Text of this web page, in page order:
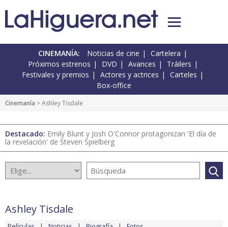
CINEMANÍA: Noticias de cine
Cartelera
Próximos estrenos
DVD Avances
Tráilers
Festivales y premios
Actores y actrices
Carteles
Box-office
Cinemanía > Ashley Tisdale
Destacado: Emily Blunt y Josh O'Connor protagonizan 'El día de
la revelación' de Steven Spielberg
Ashley Tisdale